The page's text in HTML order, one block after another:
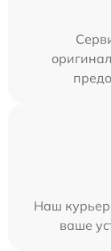
Наш курьер
ваше